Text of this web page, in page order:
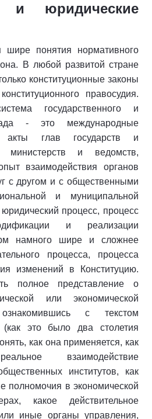
и юридические
шире понятия нормативного
В любой развитой стране
конституционные законы
правосудия.
государственного и
- это международные
акты глав государств и
министерств и ведомств,
взаимодействия органов
с другом и с общественными
и муниципальной
процесс, процесс
и реализации
намного шире и сложнее
процесса, процесса
изменений в Конституцию.
полное представление о
или экономической
с текстом
(как это было два столетия
как она применяется, как
взаимодействие
институтов, как
полномочия в экономической
какое действительное
иные органы управления,